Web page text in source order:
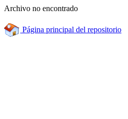
Archivo no encontrado
Página principal del repositorio